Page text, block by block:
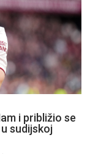
i približio se
sudijskoj